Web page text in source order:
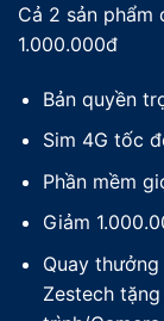
Cả 2 sản phẩm
1.000.000đ
Bản quyền
Sim 4G tốc
Phần mềm
Giảm
Quay
Zestech